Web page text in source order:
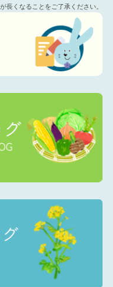
長くなることをご了承ください。